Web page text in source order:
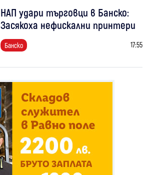
НАП удари търговци в Банско:
Засякоха нефискални принтери
Банско 17:55